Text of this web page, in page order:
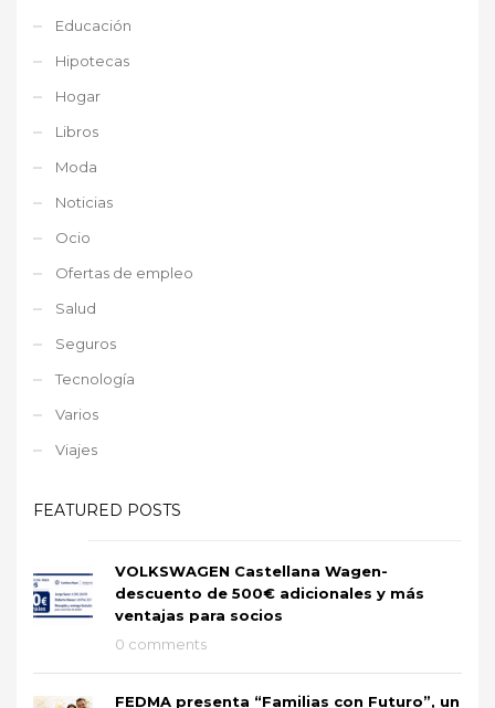
Educación
Hipotecas
Hogar
Libros
Moda
Noticias
Ocio
Ofertas de empleo
Salud
Seguros
Tecnología
Varios
Viajes
FEATURED POSTS
VOLKSWAGEN Castellana Wagen-
descuento de 500€ adicionales y más
ventajas para socios
0 comments
FEDMA presenta “Familias con Futuro”, un